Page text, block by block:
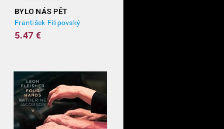
BYLO NÁS PĚT
František Filipovský
5.47 €